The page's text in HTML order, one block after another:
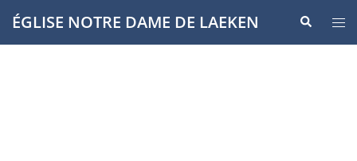
Aller
auÉGLISE NOTRE DAME DE LAEKEN
le